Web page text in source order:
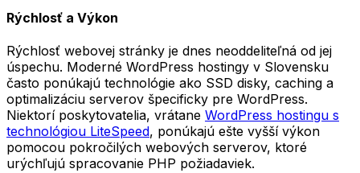
Rýchlosť a Výkon
Rýchlosť webovej stránky je dnes neoddeliteľná od jej
úspechu. Moderné WordPress hostingy v Slovensku
často ponúkajú technológie ako SSD disky, caching a
optimalizáciu serverov špecificky pre WordPress.
Niektorí poskytovatelia, vrátane WordPress hostingu s
technológiou LiteSpeed, ponúkajú ešte vyšší výkon
pomocou pokročilých webových serverov, ktoré
urýchľujú spracovanie PHP požiadaviek.